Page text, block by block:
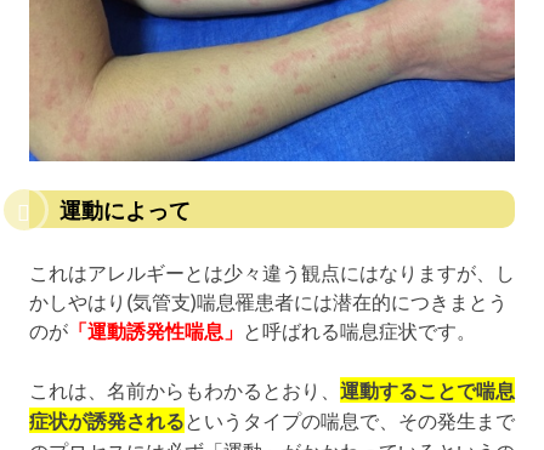
運動によって
これはアレルギーとは少々違う観点にはなりますが、し
かしやはり(気管支)喘息罹患者には潜在的につきまとう
のが 「運動誘発性喘息」 と呼ばれる喘息症状です。
これは、名前からもわかるとおり、 運動することで喘息
症状が誘発されるというタイプの喘息で、その発生まで